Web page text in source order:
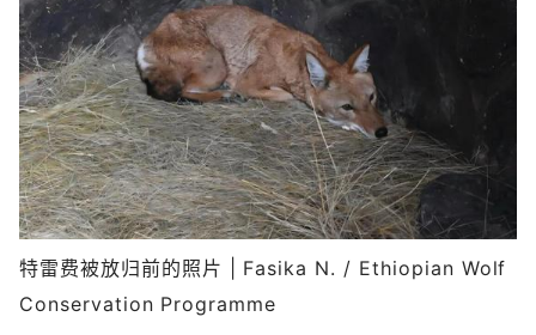
特雷费被放归前的照片 | Fasika N. / Ethiopian Wolf
Conservation Programme